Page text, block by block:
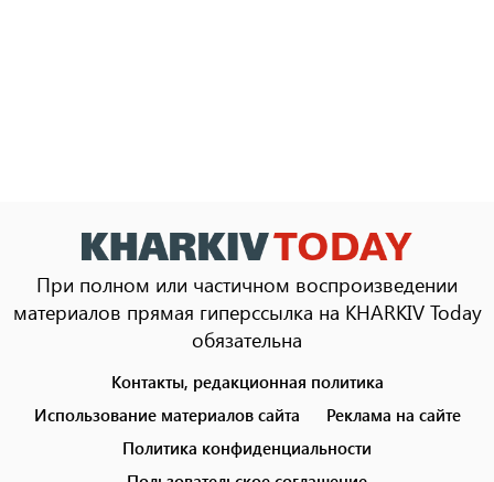
При полном или частичном воспроизведении
материалов прямая гиперссылка на KHARKIV Today
обязательна
menu
Контакты, редакционная политика
Использование материалов сайта
Реклама на сайте
Политика конфиденциальности